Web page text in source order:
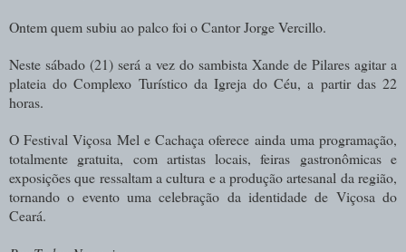
Ontem quem subiu ao palco foi o Cantor Jorge Vercillo.
Neste sábado (21) será a vez do sambista Xande de Pilares agitar a
plateia do Complexo Turístico da Igreja do Céu, a partir das 22
horas.
O Festival Viçosa Mel e Cachaça oferece ainda uma programação,
totalmente gratuita, com artistas locais, feiras gastronômicas e
exposições que ressaltam a cultura e a produção artesanal da região,
tornando o evento uma celebração da identidade de Viçosa do
Ceará.